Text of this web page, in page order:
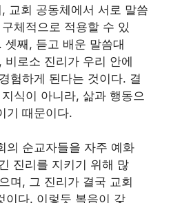
교회 공동체에서 서로 말씀
체적으로 적용할 수 있
셋째, 듣고 배운 말씀대
비로소 진리가 우리 안에
험하게 된다는 것이다. 결
식이 아니라, 삶과 행동으
기 때문이다.
의 순교자들을 자주 예화
진리를 지키기 위해 많
며, 그 진리가 결국 교회
이다. 이렇듯 복음이 갖